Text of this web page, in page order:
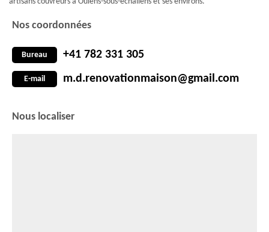
Nos coordonnées
Bureau +41 782 331 305
E-mail m.d.renovationmaison@gmail.com
Nous localiser